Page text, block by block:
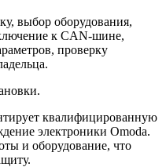
выбор оборудования,
к CAN-шине,
проверку
квалифицированную
электроники Omoda.
и оборудование, что